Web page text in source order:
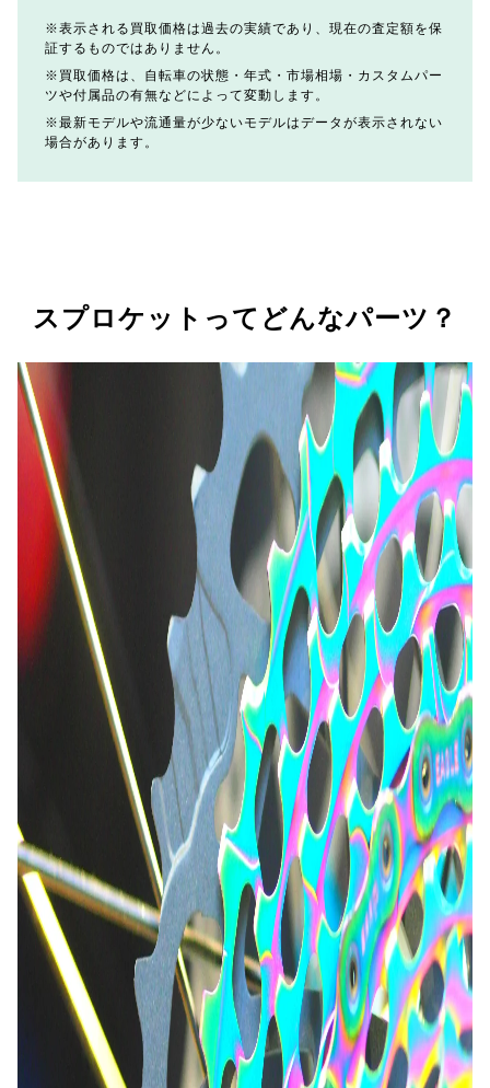
表示される買取価格は過去の実績であり、現在の査定額を保
証するものではありません。
買取価格は、自転車の状態・年式・市場相場・カスタムパー
ツや付属品の有無などによって変動します。
最新モデルや流通量が少ないモデルはデータが表示されない
場合があります。
スプロケットってどんなパーツ？